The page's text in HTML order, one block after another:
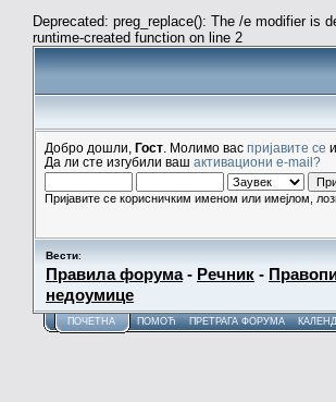
Deprecated: preg_replace(): The /e modifier is
runtime-created function on line 2
Добро дошли, Гост . Молимо вас пријавите се
Да ли сте изгубили ваш активациони e-mail?
Пријавите се корисничким именом или имејлом,
Вести:
Правила форума- Речник -
недоумице
ПОЧЕТНА ПОМОЋ ПРЕТРАГА ФОРУМА